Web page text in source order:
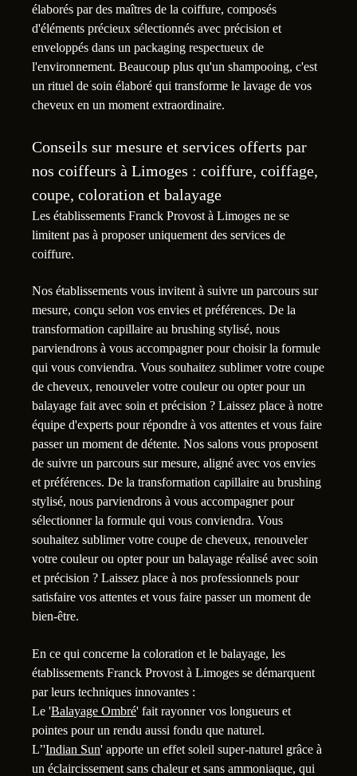
élaborés par des maîtres de la coiffure, composés
d'éléments précieux sélectionnés avec précision et
enveloppés dans un packaging respectueux de
l'environnement. Beaucoup plus qu'un shampooing, c'est
un rituel de soin élaboré qui transforme le lavage de vos
cheveux en un moment extraordinaire.
Conseils sur mesure et services offerts par
nos coiffeurs à Limoges : coiffure, coiffage,
coupe, coloration et balayage
Les établissements Franck Provost à Limoges ne se
limitent pas à proposer uniquement des services de
coiffure.
Nos établissements vous invitent à suivre un parcours sur
mesure, conçu selon vos envies et préférences. De la
transformation capillaire au brushing stylisé, nous
parviendrons à vous accompagner pour choisir la formule
qui vous conviendra. Vous souhaitez sublimer votre coupe
de cheveux, renouveler votre couleur ou opter pour un
balayage fait avec soin et précision ? Laissez place à notre
équipe d'experts pour répondre à vos attentes et vous faire
passer un moment de détente. Nos salons vous proposent
de suivre un parcours sur mesure, aligné avec vos envies
et préférences. De la transformation capillaire au brushing
stylisé, nous parviendrons à vous accompagner pour
sélectionner la formule qui vous conviendra. Vous
souhaitez sublimer votre coupe de cheveux, renouveler
votre couleur ou opter pour un balayage réalisé avec soin
et précision ? Laissez place à nos professionnels pour
satisfaire vos attentes et vous faire passer un moment de
bien-être.
En ce qui concerne la coloration et le balayage, les
établissements Franck Provost à Limoges se démarquent
par leurs techniques innovantes :
Le 'Balayage Ombré' fait rayonner vos longueurs et
pointes pour un rendu aussi fondu que naturel.
L’'Indian Sun' apporte un effet soleil super-naturel grâce à
un éclaircissement sans chaleur et sans ammoniaque, qui